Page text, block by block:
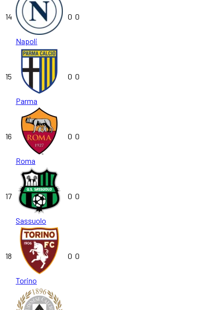
14
Napoli
0 0
15
Parma
0 0
16
Roma
0 0
17
Sassuolo
0 0
18
Torino
0 0